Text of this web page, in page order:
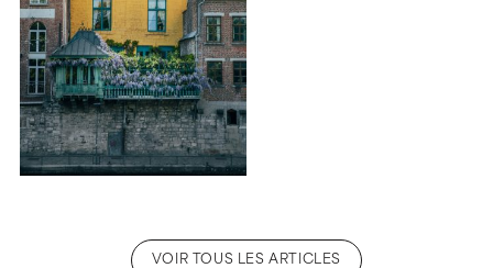
VOIR TOUS LES ARTICLES